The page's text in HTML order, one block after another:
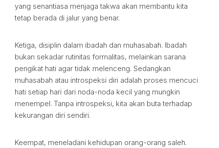
yang senantiasa menjaga takwa akan membantu kita
tetap berada di jalur yang benar.
Ketiga, disiplin dalam ibadah dan muhasabah. Ibadah
bukan sekadar rutinitas formalitas, melainkan sarana
pengikat hati agar tidak melenceng. Sedangkan
muhasabah atau introspeksi diri adalah proses mencuci
hati setiap hari dari noda-noda kecil yang mungkin
menempel. Tanpa introspeksi, kita akan buta terhadap
kekurangan diri sendiri.
Keempat, meneladani kehidupan orang-orang saleh.